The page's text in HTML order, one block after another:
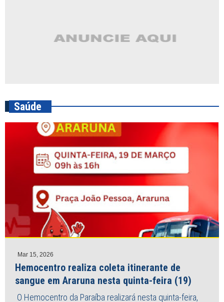
Saúde
Mar 15, 2026
Hemocentro realiza coleta itinerante de
sangue em Araruna nesta quinta-feira (19)
O Hemocentro da Paraíba realizará nesta quinta-feira,